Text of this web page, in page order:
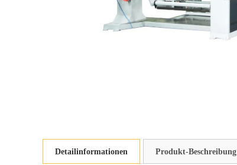
Detailinformationen Produkt-Beschreibung